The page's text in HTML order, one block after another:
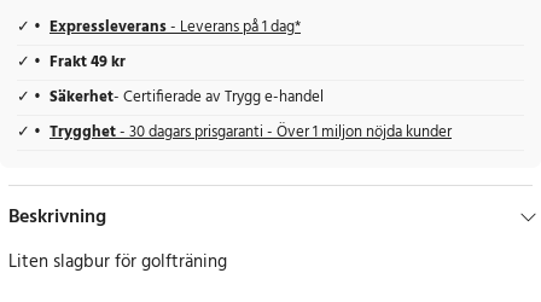
Expressleverans- Leverans på 1 dag*
Frakt 49 kr
Säkerhet- Certifierade av Trygg e-handel
Trygghet- 30 dagars prisgaranti - Över 1 miljon nöjda kunder
Beskrivning
Liten slagbur för golfträning